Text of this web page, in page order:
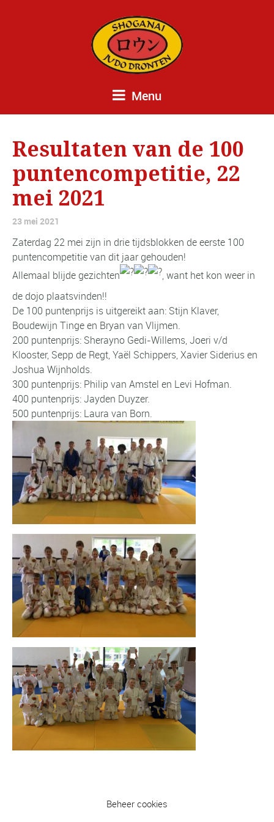
Beheer cookies
Menu
Resultaten van de 100
puntencompetitie, 22
mei 2021
23 mei 2021
Zaterdag 22 mei zijn in drie tijdsblokken de eerste 100
puntencompetitie van dit jaar gehouden!
Allemaal blijde gezichten
, want het kon weer in
de dojo plaatsvinden!!
De 100 puntenprijs is uitgereikt aan: Stijn Klaver,
Boudewijn Tinge en Bryan van Vlijmen.
200 puntenprijs: Sherayno Gedi-Willems, Joeri v/d
Klooster, Sepp de Regt, Yaël Schippers, Xavier Siderius en
Joshua Wijnholds.
300 puntenprijs: Philip van Amstel en Levi Hofman.
400 puntenprijs: Jayden Duyzer.
500 puntenprijs: Laura van Born.